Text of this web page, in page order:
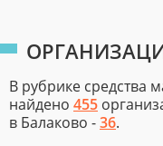
В рубрике средства
найдено 455
в Балаково -36.